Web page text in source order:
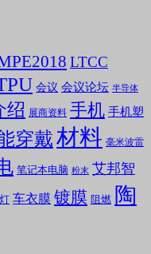
LTCC
会议 会议论坛 半导体
绍 展商资料 手机 手机塑
穿戴材料 毫米波雷
笔记本电脑 粉末 艾邦智
车衣膜 镀膜 阻燃 陶